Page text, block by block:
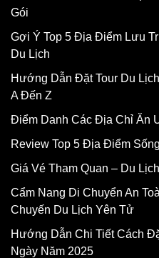
Gói
Gợi Ý Top 5 Địa Điểm Lưu
Du Lịch
Hướng Dẫn Đặt Tour Du
A Đến Z
Điểm Danh Các Địa Chỉ Ăn
Review Top 5 Địa Điểm
Giá Vé Tham Quan – Du
Cẩm Nang Di Chuyển An
Chuyến Du Lịch Yên Tử
Hướng Dẫn Chi Tiết Cách
Ngày Năm 2025